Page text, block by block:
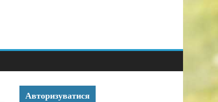
Авторизуватися